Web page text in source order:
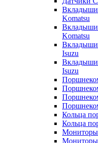
Вкладыши
Komatsu
Вкладыши
Komatsu
Вкладыши
Isuzu
Вкладыши
Isuzu
Кольца
Кольца
Мониторы
Мониторы